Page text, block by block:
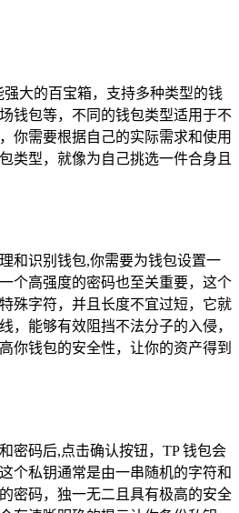
强大的百宝箱，支持多种类型的钱
钱包等，不同的钱包类型适用于不
你需要根据自己的实际需求和使用
类型，就像为自己挑选一件合身且
和识别钱包,你需要为钱包设置一
个高强度的密码也至关重要，这个
殊字符，并且长度不宜过短，它就
，能够有效阻挡不法分子的入侵，
你钱包的安全性，让你的资产得到
密码后,点击确认按钮，TP 钱包会
个私钥通常是由一串随机的字符和
密码，独一无二且具有极高的安全